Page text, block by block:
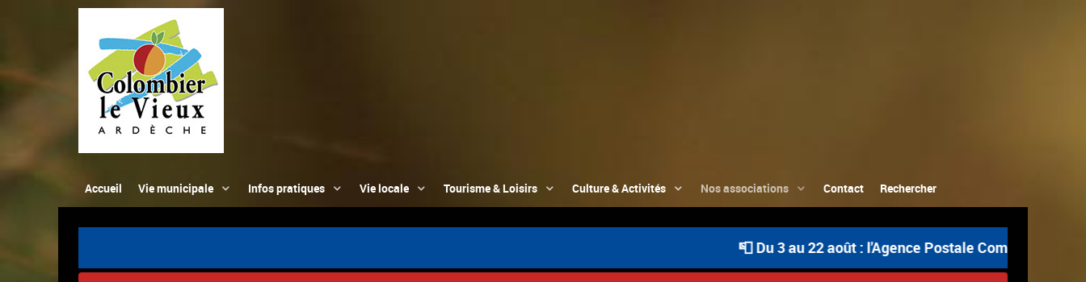
Accueil Vie municipale Infos pratiques Vie locale Tourisme & Loisirs Culture & Activités Nos associations Contact Rechercher
📮 Du 3 au 22 août : l'Agence Postale Communale est